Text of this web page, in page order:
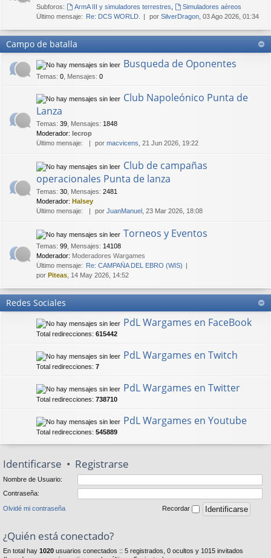
Subforos:
ArmA III y simuladores terrestres
Simuladores aéreos
Último mensaje: Re: DCS WORLD. por SilverDragon , 03 Ago 2026, 01:34
Campo de batalla
Busqueda de Oponentes
Temas: 0 Mensajes: 0
Club Napoleónico Punta de
Lanza
Temas: 39 Mensajes: 1848
Moderador: lecrop
Último mensaje:
por macvicens , 21 Jun 2026, 19:22
Club de campañas
operacionales Punta de lanza
Temas: 30 Mensajes: 2481
Moderador: Halsey
Último mensaje:
por JuanManuel , 23 Mar 2026, 18:08
Torneos y Eventos
Temas: 99 Mensajes: 14108
Moderador: Moderadores Wargames
Último mensaje: Re: CAMPAÑA DEL EBRO (WIS)
por Piteas , 14 May 2026, 14:52
Redes Sociales
PdL Wargames en FaceBook
Total redirecciones: 615442
PdL Wargames en Twitch
Total redirecciones: 7
PdL Wargames en Twitter
Total redirecciones: 738710
PdL Wargames en Youtube
Total redirecciones: 545889
Identificarse • Registrarse
Nombre de Usuario:
Contraseña:
Olvidé mi contraseña Recordar
¿Quién está conectado?
En total hay 1020 usuarios conectados :: 5 registrados, 0 ocultos y 1015 invitados